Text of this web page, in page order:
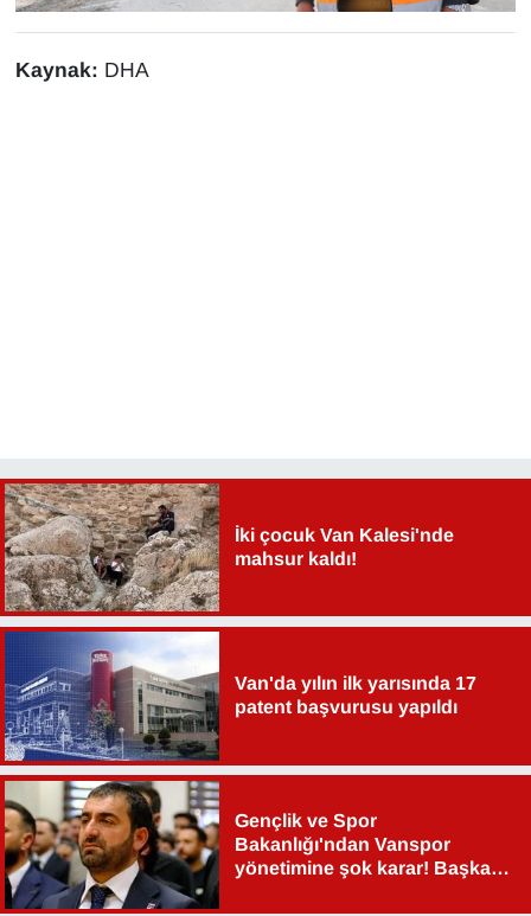
Kaynak: DHA
İki çocuk Van Kalesi'nde
mahsur kaldı!
Van'da yılın ilk yarısında 17
patent başvurusu yapıldı
Gençlik ve Spor
Bakanlığı'ndan Vanspor
yönetimine şok karar! Başkan